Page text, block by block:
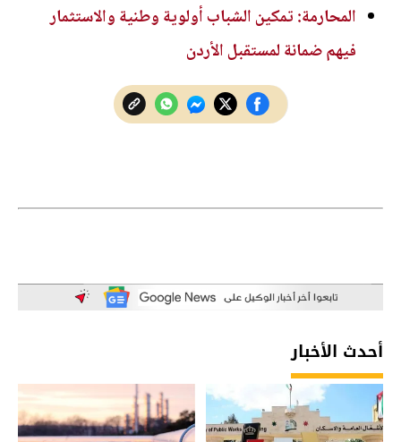
المحارمة: تمكين الشباب أولوية وطنية والاستثمار
فيهم ضمانة لمستقبل الأردن
أحدث الأخبار